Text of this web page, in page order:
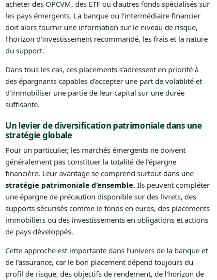
acheter des OPCVM, des ETF ou d’autres fonds spécialisés sur
les pays émergents. La banque ou l’intermédiaire financier
doit alors fournir une information sur le niveau de risque,
l’horizon d’investissement recommandé, les frais et la nature
du support.
Dans tous les cas, ces placements s’adressent en priorité à
des épargnants capables d’accepter une part de volatilité et
d’immobiliser une partie de leur capital sur une durée
suffisante.
Un levier de diversification patrimoniale dans une
stratégie globale
Pour un particulier, les marchés émergents ne doivent
généralement pas constituer la totalité de l’épargne
financière. Leur avantage se comprend surtout dans une
stratégie patrimoniale d’ensemble. Ils peuvent compléter
une épargne de précaution disponible sur des livrets, des
supports sécurisés comme le fonds en euros, des placements
immobiliers ou des investissements en obligations et actions
de pays développés.
Cette approche est importante dans l’univers de la banque et
de l’assurance, car le bon placement dépend toujours du
profil de risque, des objectifs de rendement, de l’horizon de